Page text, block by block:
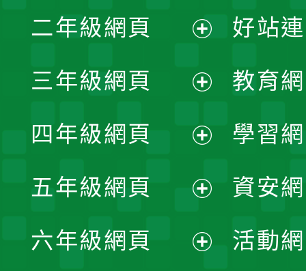
開
選
單
二年級網頁
開
選
單
三年級網頁
開
選
單
四年級網頁
開
選
五年級網頁
開
六年級網頁
好站
教育
學習
資安
活動